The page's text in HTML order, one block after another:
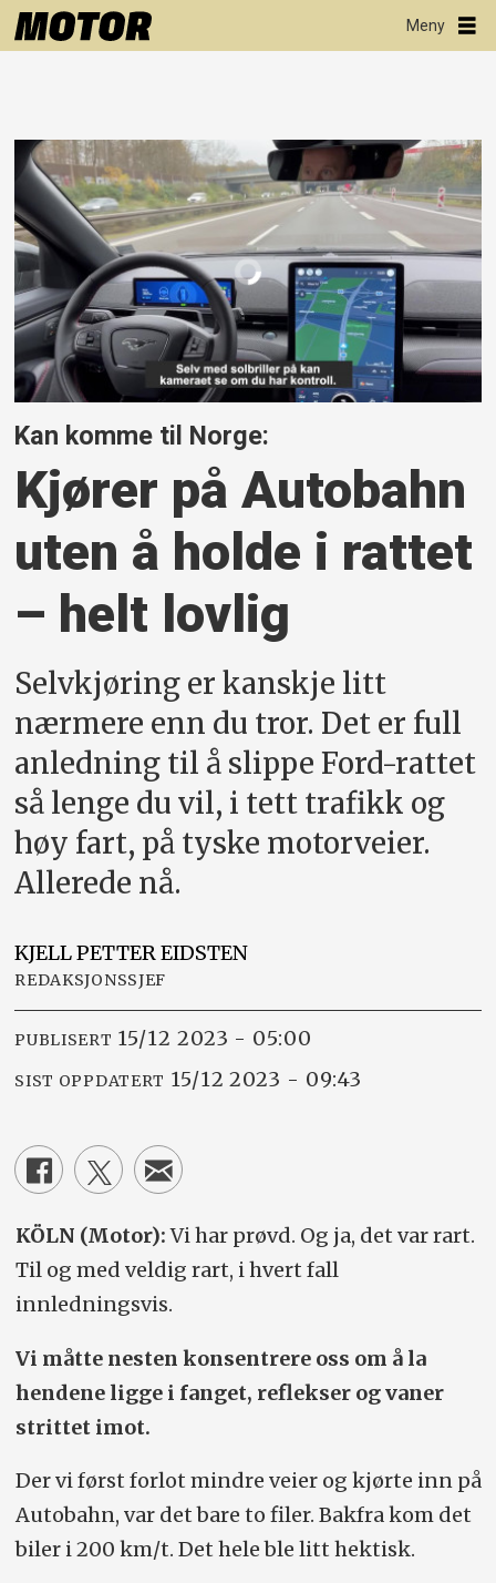
Kan komme til Norge:
Kjører på Autobahn
uten å holde i rattet
– helt lovlig
Selvkjøring er kanskje litt
nærmere enn du tror. Det er full
anledning til å slippe Ford-rattet
så lenge du vil, i tett trafikk og
høy fart, på tyske motorveier.
Allerede nå.
KJELL PETTEREIDSTEN
REDAKSJONSSJEF
PUBLISERT 15/12 2023 - 05:00
SIST OPPDATERT 15/12 2023 - 09:43
KÖLN (Motor):Vi har prøvd. Og ja, det var rart.
Til og med veldig rart, i hvert fall
innledningsvis.
Vi måtte nesten konsentrere oss om å la
hendene ligge i fanget, reflekser og vaner
strittet imot.
Der vi først forlot mindre veier og kjørte inn på
Autobahn, var det bare to filer. Bakfra kom det
biler i 200 km/t. Det hele ble litt hektisk.